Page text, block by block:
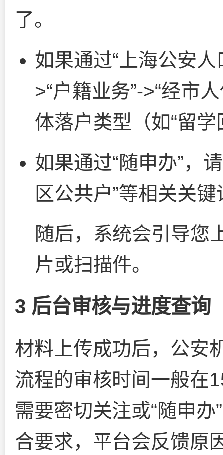
了。
如果通过“上海公安人
>“户籍业务”->“经市
体落户类型（如“留
如果通过“随申办”，
区公共户”等相关关
随后，系统会引导您
片或扫描件。
3 后台审核与进度查询
材料上传成功后，公安
流程的审核时间一般在
需要密切关注或“随申
合要求，平台会反馈原